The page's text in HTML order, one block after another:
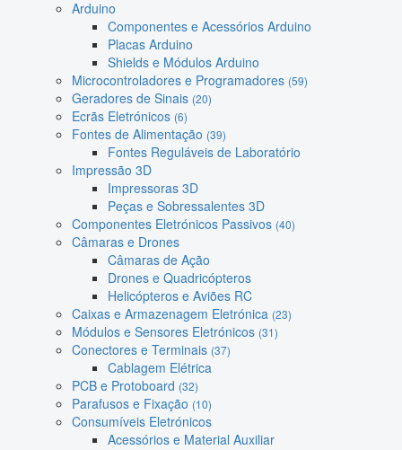
Arduino
Componentes e Acessórios Arduino
Placas Arduino
Shields e Módulos Arduino
Microcontroladores e Programadores (59)
Geradores de Sinais (20)
Ecrãs Eletrónicos (6)
Fontes de Alimentação (39)
Fontes Reguláveis de Laboratório
Impressão 3D
Impressoras 3D
Peças e Sobressalentes 3D
Componentes Eletrónicos Passivos (40)
Câmaras e Drones
Câmaras de Ação
Drones e Quadricópteros
Helicópteros e Aviões RC
Caixas e Armazenagem Eletrónica (23)
Módulos e Sensores Eletrónicos (31)
Conectores e Terminais (37)
Cablagem Elétrica
PCB e Protoboard (32)
Parafusos e Fixação (10)
Consumíveis Eletrónicos
Acessórios e Material Auxiliar